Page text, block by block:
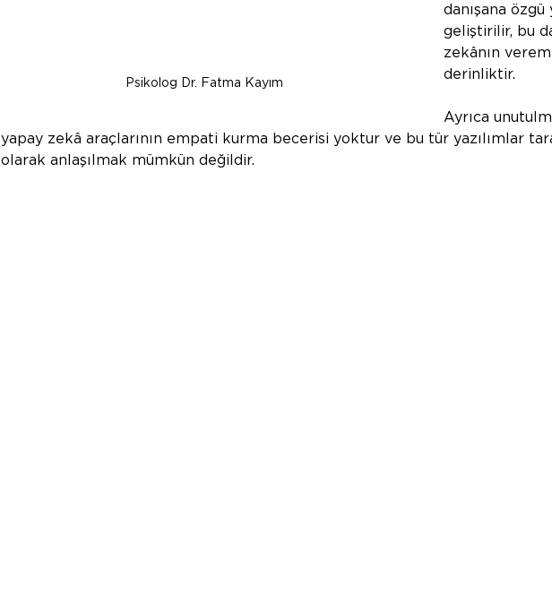
Psikolog Dr. Fatma Kayım
danışana özgü
geliştirilir, bu
zekânın
derinliktir.
Ayrıca
yapay zekâ araçlarının empati kurma becerisi yoktur ve bu tür yazılımlar
olarak anlaşılmak mümkün değildir.